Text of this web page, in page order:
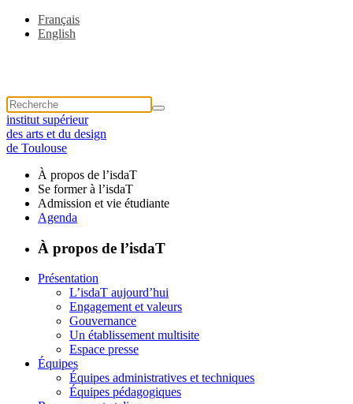
Français
English
institut supérieur
des arts et du design
de Toulouse
À propos de l’isdaT
Se former à l’isdaT
Admission et vie étudiante
Agenda
À propos de l’isdaT
Présentation
L’isdaT aujourd’hui
Engagement et valeurs
Gouvernance
Un établissement multisite
Espace presse
Équipes
Équipes administratives et techniques
Équipes pédagogiques